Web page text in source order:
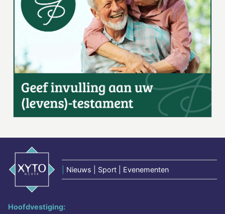
Nieuws | Sport | Evenementen
Hoofdvestiging: